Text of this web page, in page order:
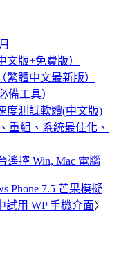
版+免費版）
繁體中文最新版）
備工具）
度測試軟體(中文版)
重組、系統最佳化、
遙控 Win, Mac 電腦
Phone 7.5 芒果模擬
試用 WP 手機介面〉